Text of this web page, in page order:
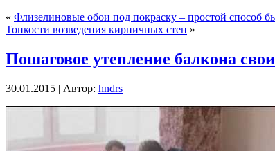
« Флизелиновые обои под покраску – простой способ
Тонкости возведения кирпичных стен »
Пошаговое утепление балкона
30.01.2015 | Автор: hndrs